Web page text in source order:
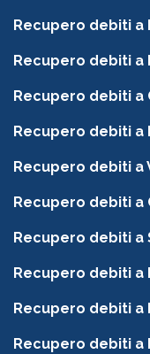
Recupero debiti a
Recupero debiti a
Recupero debiti a
Recupero debiti a
Recupero debiti a
Recupero debiti a
Recupero debiti a
Recupero debiti a
Recupero debiti a
Recupero debiti a